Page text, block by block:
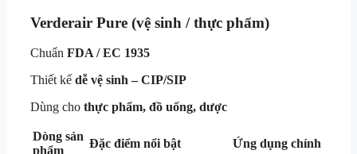
Verderair Pure (vệ sinh / thực phẩm)
Chuẩn FDA / EC 1935
Thiết kế dễ vệ sinh – CIP/SIP
Dùng cho thực phẩm, đồ uống, dược
Dòng sản
phẩm
Đặc điểm nổi bật Ứng dụng chính